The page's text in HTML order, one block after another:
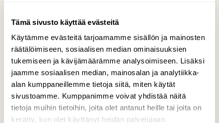
Tämä sivusto käyttää evästeitä
Käytämme evästeitä tarjoamamme sisällön ja mainosten
räätälöimiseen, sosiaalisen median ominaisuuksien
tukemiseen ja kävijämäärämme analysoimiseen. Lisäksi
jaamme sosiaalisen median, mainosalan ja analytiikka-
alan kumppaneillemme tietoja siitä, miten käytät
sivustoamme. Kumppanimme voivat yhdistää näitä
tietoja muihin tietoihin, joita olet antanut heille tai joita on
kerätty, kun olet käyttänyt heidän palvelujaan.